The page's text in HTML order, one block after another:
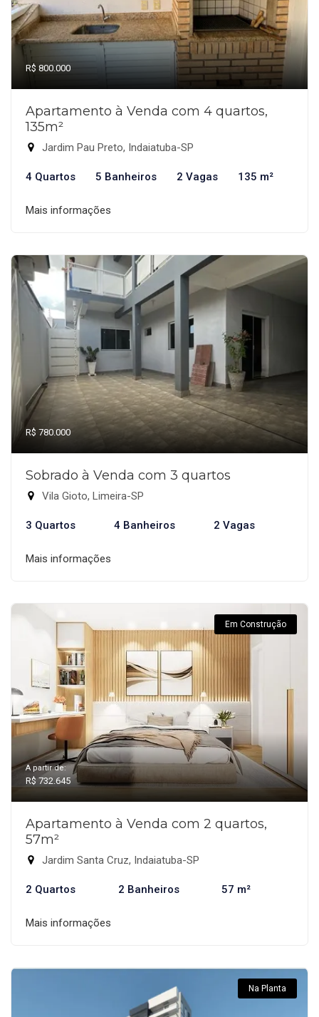
R$ 800.000
Apartamento à Venda com 4 quartos,
135m²
Jardim Pau Preto, Indaiatuba-SP
4 Quartos 5 Banheiros 2 Vagas 135 m²
Mais informações
R$ 780.000
Sobrado à Venda com 3 quartos
Vila Gioto, Limeira-SP
3 Quartos 4 Banheiros 2 Vagas
Mais informações
Em Construção
A partir de:
R$ 732.645
Apartamento à Venda com 2 quartos,
57m²
Jardim Santa Cruz, Indaiatuba-SP
2 Quartos 2 Banheiros 57 m²
Mais informações
Na Planta